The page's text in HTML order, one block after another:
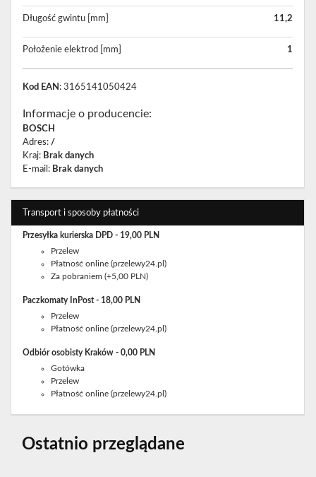
Długość gwintu [mm] 11,2
Położenie elektrod [mm] 1
Kod EAN : 3165141050424
Informacje o producencie:
BOSCH
Adres: /
Kraj: Brak danych
E-mail : Brak danych
Transport i sposoby płatności
Przesyłka kurierska DPD - 19,00 PLN
Przelew
Płatność online (przelewy24.pl)
Za pobraniem (+5,00 PLN)
Paczkomaty InPost - 18,00 PLN
Przelew
Płatność online (przelewy24.pl)
Odbiór osobisty Kraków - 0,00 PLN
Gotówka
Przelew
Płatność online (przelewy24.pl)
Ostatnio przeglądane